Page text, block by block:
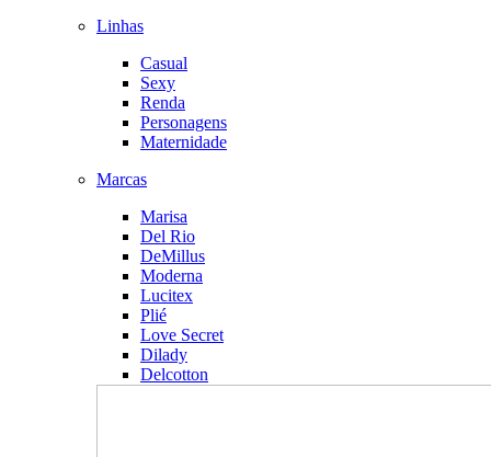
Linhas
Casual
Sexy
Renda
Personagens
Maternidade
Marcas
Marisa
Del Rio
DeMillus
Moderna
Lucitex
Plié
Love Secret
Dilady
Delcotton